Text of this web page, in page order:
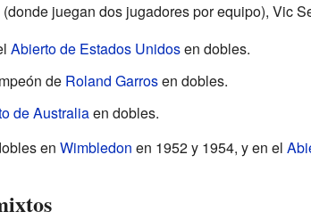
juegan dos jugadores por equipo), Vic
Abierto de Estados Unidosen dobles.
de Roland Garrosen dobles.
de Australiaen dobles.
en Wimbledon en 1952 y 1954, y en el